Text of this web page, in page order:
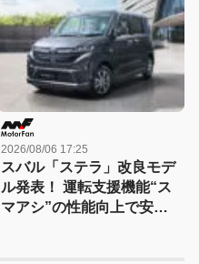
が登場！
2026/08/06 17:25
スバル「ステラ」改良モデ
ル発表！ 運転支援機能“ス
マアシ”の性能向上で安心